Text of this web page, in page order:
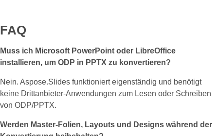
FAQ
Muss ich Microsoft PowerPoint oder LibreOffice
installieren, um ODP in PPTX zu konvertieren?
Nein. Aspose.Slides funktioniert eigenständig und benötigt
keine Drittanbieter‑Anwendungen zum Lesen oder Schreiben
von ODP/PPTX.
Werden Master‑Folien, Layouts und Designs während der